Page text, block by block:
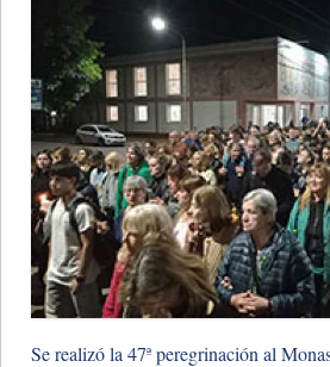
​Se realizó la 47ª peregrinación al